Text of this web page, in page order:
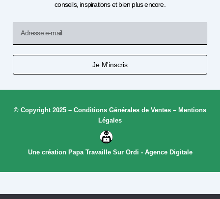
conseils, inspirations et bien plus encore.
Je M'inscris
© Copyright 2025 – Conditions Générales de Ventes – Mentions
Légal es
Une création Papa Travaille Sur Ordi - Agence Digitale